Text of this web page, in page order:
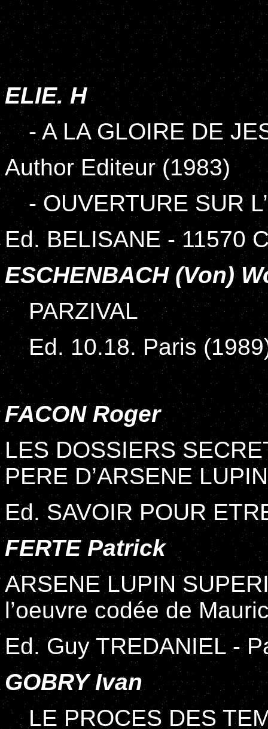
ELIE. H
- A LA GLOIRE DE
Author Editeur (1983)
- OUVERTURE SUR
Ed. BELISANE - 11570
ESCHENBACH (Von)
PARZIVAL
Ed. 10.18. Paris
FACON Roger
LES DOSSIERS
PERE D’ARSENE LUPIN
Ed. SAVOIR POUR
FERTE Patrick
ARSENE LUPIN
l’oeuvre codée de
Ed. Guy TREDANIEL -
GOBRY Ivan
LE PROCES DES